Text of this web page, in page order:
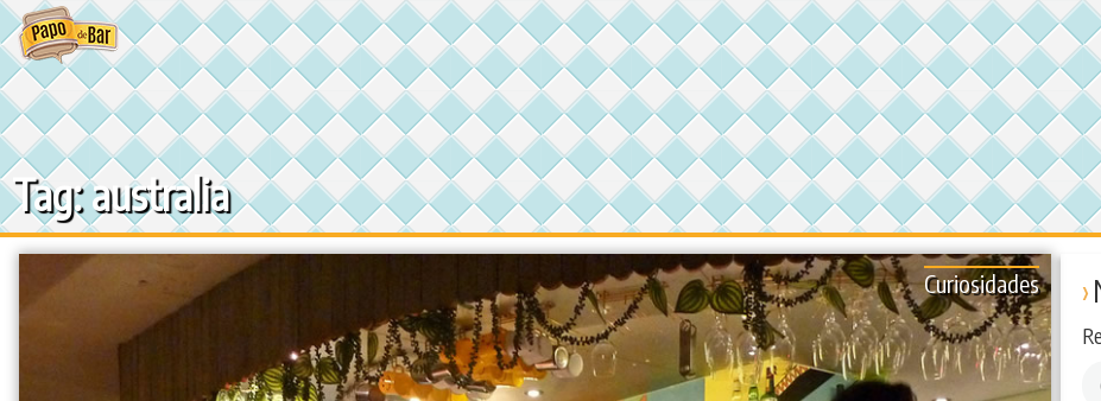
Ir
para
o
conteúdo
Tag: australia
Curiosidades